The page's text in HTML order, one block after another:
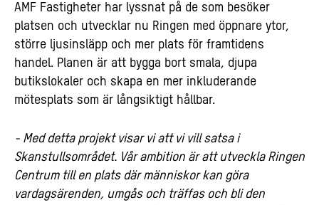
AMF Fastigheter har lyssnat på de som besöker
platsen och utvecklar nu Ringen med öppnare ytor,
större ljusinsläpp och mer plats för framtidens
handel. Planen är att bygga bort smala, djupa
butikslokaler och skapa en mer inkluderande
mötesplats som är långsiktigt hållbar.
- Med detta projekt visar vi att vi vill satsa i
Skanstullsområdet. Vår ambition är att utveckla Ringen
Centrum till en plats där människor kan göra
vardagsärenden, umgås och träffas och bli den